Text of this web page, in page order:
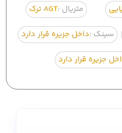
متریال :AGT ترک
سینک :داخل جزیره قرار دارد
جزیره قرار دارد